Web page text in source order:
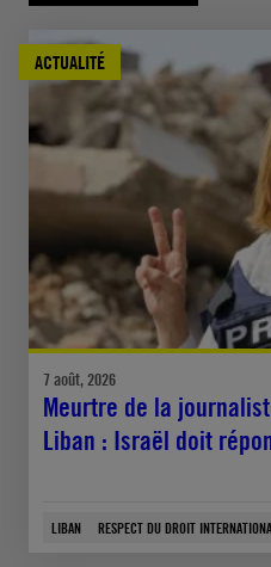
ACTUALITÉ
7 août, 2026
Meurtre de la
Liban : Israël doit
LIBAN RESPECT DU DROIT